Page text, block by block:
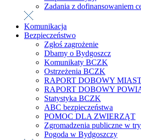
Zadania z dofinansowaniem
Komunikacja
Bezpieczeństwo
Zgłoś zagrożenie
Dbamy o Bydgoszcz
Komunikaty BCZK
Ostrzeżenia BCZK
RAPORT DOBOWY
RAPORT DOBOWY
Statystyka BCZK
ABC bezpieczeństwa
POMOC DLA ZWIERZĄT
Zgromadzenia publiczne w
Pogoda w Bydgoszczy